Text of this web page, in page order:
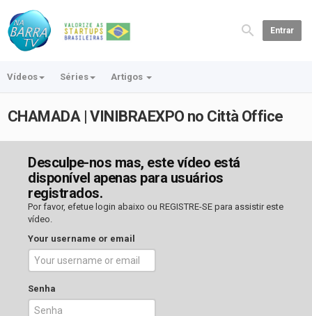
Entrar
Vídeos Séries Artigos
CHAMADA | VINIBRAEXPO no Città Office
Desculpe-nos mas, este vídeo está
disponível apenas para usuários
registrados.
Por favor, efetue login abaixo ou REGISTRE-SE para assistir este
vídeo.
Your username or email
Senha